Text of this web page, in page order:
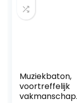
Muziekbaton,
voortreffelijk
vakmanschap